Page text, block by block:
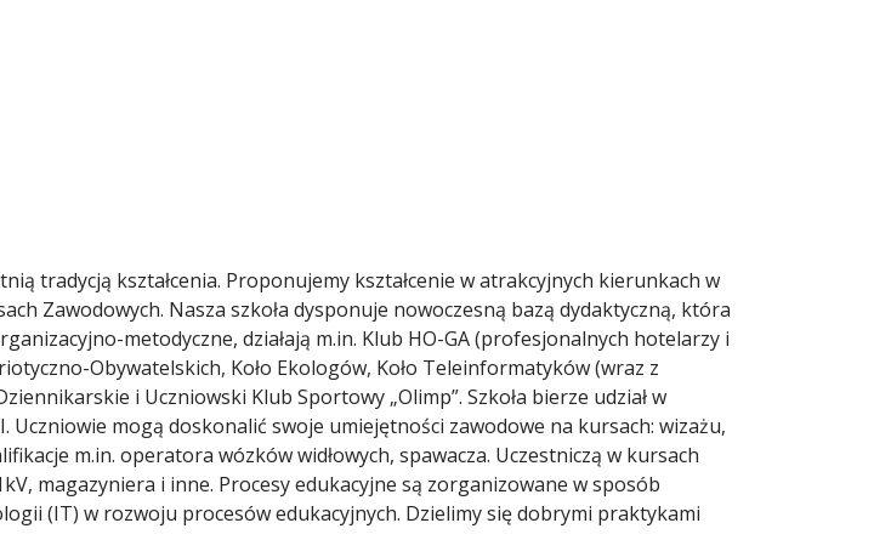
tradycją kształcenia. Proponujemy kształcenie w atrakcyjnych kierunkach w
Zawodowych. Nasza szkoła dysponuje nowoczesną bazą dydaktyczną, która
metodyczne, działają m.in. Klub HO-GA (profesjonalnych hotelarzy i
Obywatelskich, Koło Ekologów, Koło Teleinformatyków (wraz z
i Uczniowski Klub Sportowy „Olimp”. Szkoła bierze udział w
Uczniowie mogą doskonalić swoje umiejętności zawodowe na kursach: wizażu,
m.in. operatora wózków widłowych, spawacza. Uczestniczą w kursach
magazyniera i inne. Procesy edukacyjne są zorganizowane w sposób
(IT) w rozwoju procesów edukacyjnych. Dzielimy się dobrymi praktykami